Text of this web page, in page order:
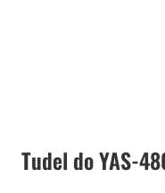
Tudel do YAS-